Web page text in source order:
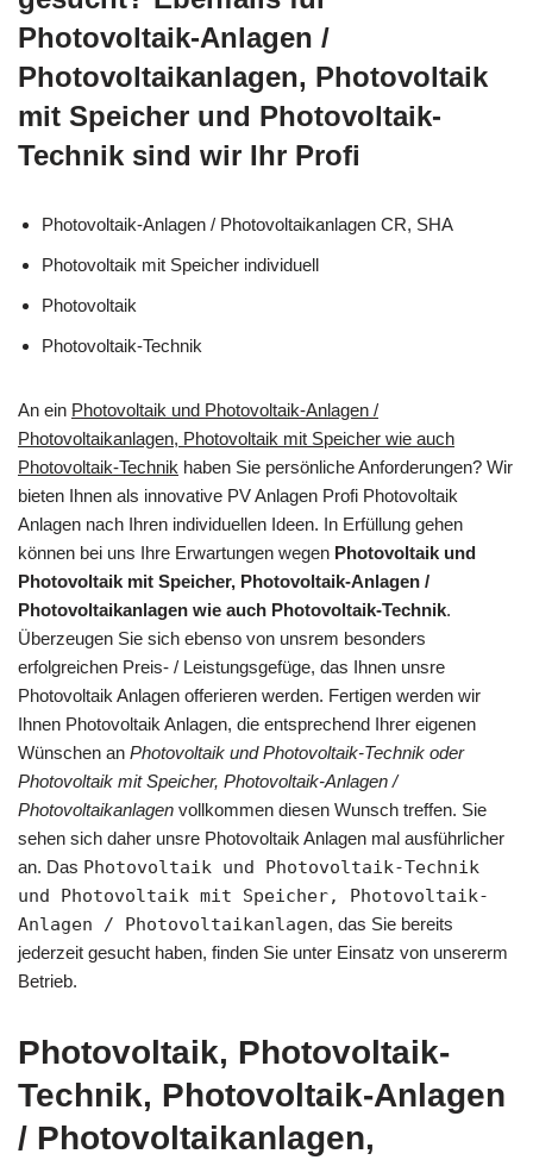
Photovoltaik-Anlagen /
Photovoltaikanlagen, Photovoltaik
mit Speicher und Photovoltaik-
Technik sind wir Ihr Profi
Photovoltaik-Anlagen / Photovoltaikanlagen CR, SHA
Photovoltaik mit Speicher individuell
Photovoltaik
Photovoltaik-Technik
An ein Photovoltaik und Photovoltaik-Anlagen /
Photovoltaikanlagen, Photovoltaik mit Speicher wie auch
Photovoltaik-Technik haben Sie persönliche Anforderungen? Wir
bieten Ihnen als innovative PV Anlagen Profi Photovoltaik
Anlagen nach Ihren individuellen Ideen. In Erfüllung gehen
können bei uns Ihre Erwartungen wegen Photovoltaik und
Photovoltaik mit Speicher, Photovoltaik-Anlagen /
Photovoltaikanlagen wie auch Photovoltaik-Technik.
Überzeugen Sie sich ebenso von unsrem besonders
erfolgreichen Preis- / Leistungsgefüge, das Ihnen unsre
Photovoltaik Anlagen offerieren werden. Fertigen werden wir
Ihnen Photovoltaik Anlagen, die entsprechend Ihrer eigenen
Wünschen an Photovoltaik und Photovoltaik-Technik oder
Photovoltaik mit Speicher, Photovoltaik-Anlagen /
Photovoltaikanlagen vollkommen diesen Wunsch treffen. Sie
sehen sich daher unsre Photovoltaik Anlagen mal ausführlicher
an. Das Photovoltaik und Photovoltaik-Technik
und Photovoltaik mit Speicher, Photovoltaik-
Anlagen / Photovoltaikanlagen, das Sie bereits
jederzeit gesucht haben, finden Sie unter Einsatz von unsererm
Betrieb.
Photovoltaik, Photovoltaik-
Technik, Photovoltaik-Anlagen
/ Photovoltaikanlagen,